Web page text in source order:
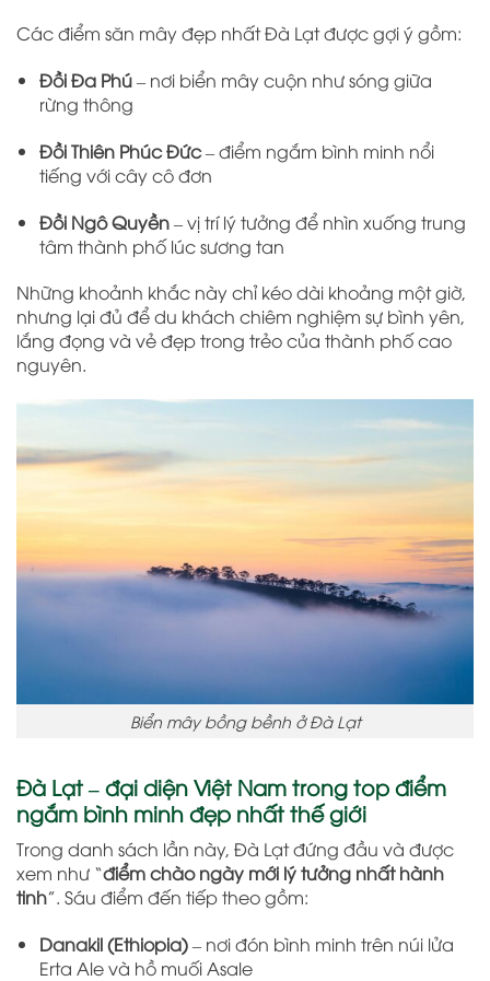
Các điểm săn mây đẹp nhất Đà Lạt được gợi ý gồm:
Đồi Đa Phú– nơi biển mây cuộn như sóng giữa
rừng thông
Đồi Thiên Phúc Đức– điểm ngắm bình minh nổi
tiếng với cây cô đơn
Đồi Ngô Quyền– vị trí lý tưởng để nhìn xuống trung
tâm thành phố lúc sương tan
Những khoảnh khắc này chỉ kéo dài khoảng một giờ,
nhưng lại đủ để du khách chiêm nghiệm sự bình yên,
lắng đọng và vẻ đẹp trong trẻo của thành phố cao
nguyên.
Biển mây bồng bềnh ở Đà Lạt
Đà Lạt – đại diện Việt Nam trong top điểm
ngắm bình minh đẹp nhất thế giới
Trong danh sách lần này, Đà Lạt đứng đầu và được
xem như “điểm chào ngày mới lý tưởng nhất hành
tinh”. Sáu điểm đến tiếp theo gồm:
Danakil (Ethiopia)– nơi đón bình minh trên núi lửa
Erta Ale và hồ muối Asale